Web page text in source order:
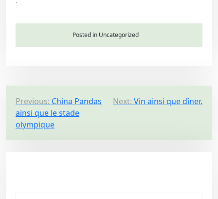
Posted in Uncategorized
P
o
s
t
Previous: China Pandas
ainsi que le stade
olympique
Next: Vin ainsi que dîner.